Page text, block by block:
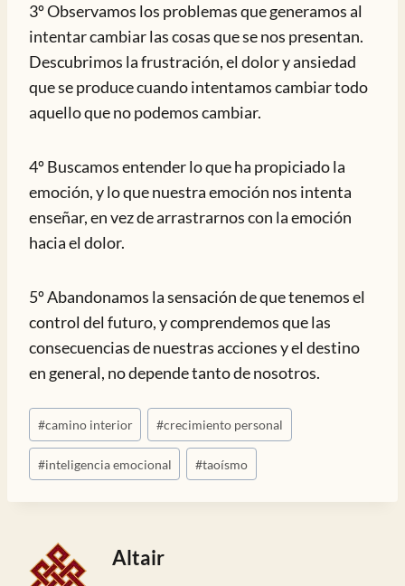
3º Observamos los problemas que generamos al
intentar cambiar las cosas que se nos presentan.
Descubrimos la frustración, el dolor y ansiedad
que se produce cuando intentamos cambiar todo
aquello que no podemos cambiar.
4º Buscamos entender lo que ha propiciado la
emoción, y lo que nuestra emoción nos intenta
enseñar, en vez de arrastrarnos con la emoción
hacia el dolor.
5º Abandonamos la sensación de que tenemos el
control del futuro, y comprendemos que las
consecuencias de nuestras acciones y el destino
en general, no depende tanto de nosotros.
Etiquetas
de
la
#camino interior #crecimiento personal
#inteligencia emocional #taoísmo
Altair